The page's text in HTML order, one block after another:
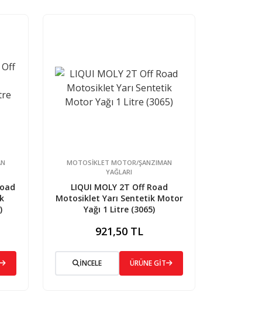
MOTOSİKLET MOTOR/ŞANZIMAN
YAĞLARI
LIQUI MOLY 2T Off Road
Motosiklet Yarı Sentetik Motor
Yağı 1 Litre (3065)
921,50 TL
İNCELE ÜRÜNE GİT